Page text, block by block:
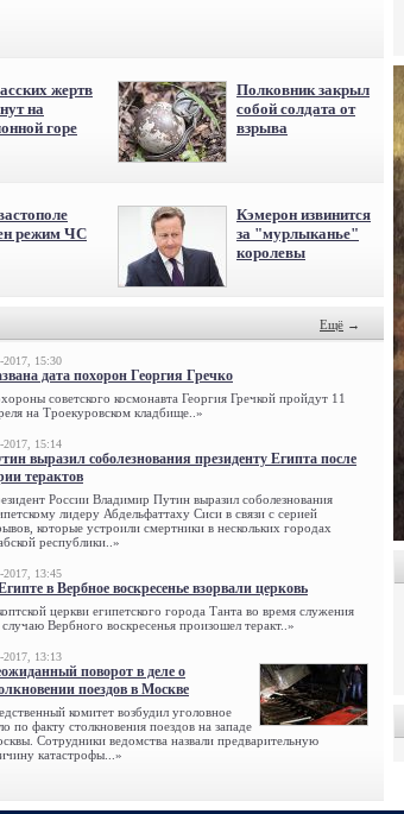
жертв
на
горе
Полковник закрыл
собой солдата от
взрыва
режим ЧС
Кэмерон извинится
за "мурлыканье"
королевы
Ещё →
2017, 15:30
дата похорон Георгия Гречко
советского космонавта Георгия Гречкой пройдут 11
на Троекуровском кладбище..»
2017, 15:14
выразил соболезнования президенту Египта после
терактов
России Владимир Путин выразил соболезнования
лидеру Абдельфаттаху Сиси в связи с серией
которые устроили смертники в нескольких городах
республики..»
2017, 13:45
в Вербное воскресенье взорвали церковь
церкви египетского города Танта во время служения
Вербного воскресенья произошел теракт..»
2017, 13:13
поворот в деле о
поездов в Москве
комитет возбудил уголовное
по факту столкновения поездов на западе
Сотрудники ведомства назвали предварительную
катастрофы...»